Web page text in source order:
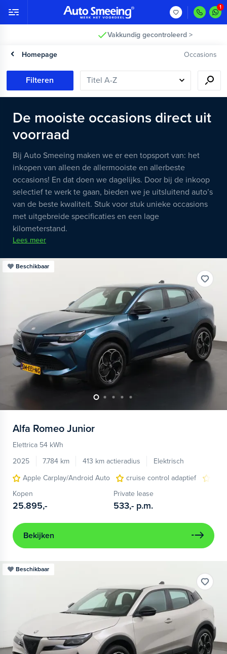
Vakkundig gecontroleerd >
Homepage Occasions
Filteren
De mooiste occasions direct uit
voorraad
Bij Auto Smeeing maken we er een topsport van: het
inkopen van alleen de allermooiste en allerbeste
occasions! En dat doen we dagelijks. Door bij de inkoop
selectief te werk te gaan, bieden we je uitsluitend auto’s
van de beste kwaliteit. Stuk voor stuk unieke occasions
met uitgebreide specificaties en een lage
kilometerstand.
Lees meer
Beschikbaar
Alfa Romeo Junior
Elettrica 54 kWh
2025
7.784 km 413 km actieradius
Elektrisch
Apple Carplay/Android Auto
cruise control adaptief
Kopen
25.895,-
Private lease
533,- p.m.
Bekijken
Beschikbaar